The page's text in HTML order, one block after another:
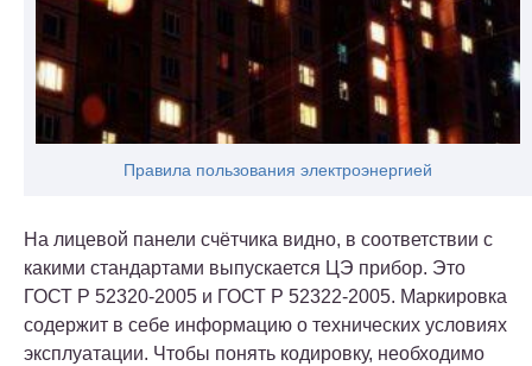
Правила пользования электроэнергией
На лицевой панели счётчика видно, в соответствии с
какими стандартами выпускается ЦЭ прибор. Это
ГОСТ Р 52320-2005 и ГОСТ Р 52322-2005. Маркировка
содержит в себе информацию о технических условиях
эксплуатации. Чтобы понять кодировку, необходимо